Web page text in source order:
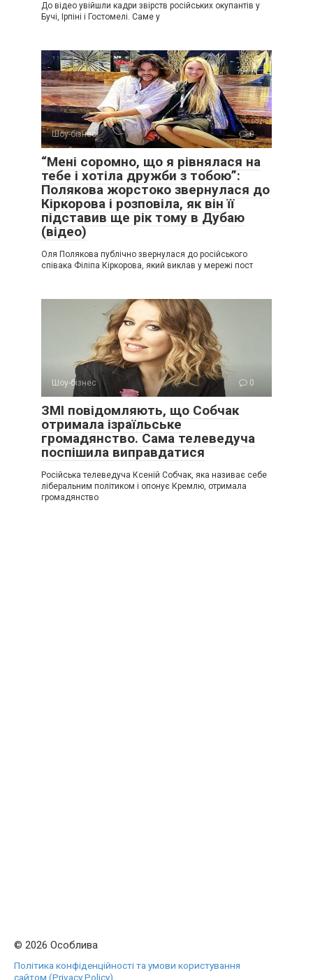
До відео увійшли кадри звірств російських окупантів у
Бучі, Ірпіні і Гостомелі. Саме у
Шоу-бізнес 0
“Мені соромно, що я рівнялася на
тебе і хотіла дружби з тобою”:
Полякова жорстоко звернулася до
Кіркорова і розповіла, як він її
підставив ще рік тому в Дубаю
(відео)
Оля Полякова публічно звернулася до російського
співака Філіпа Кіркорова, який виклав у мережі пост
Шоу-бізнес 0
ЗМІ повідомляють, що Собчак
отримала ізраїльське
громадянство. Сама телеведуча
поспішила виправдатися
Російська телеведуча Ксеній Собчак, яка називає себе
ліберальним політиком і опонує Кремлю, отримала
громадянство
© 2026 Особлива
Політика конфіденційності та умови користування
сайтом (Privacy Policy)